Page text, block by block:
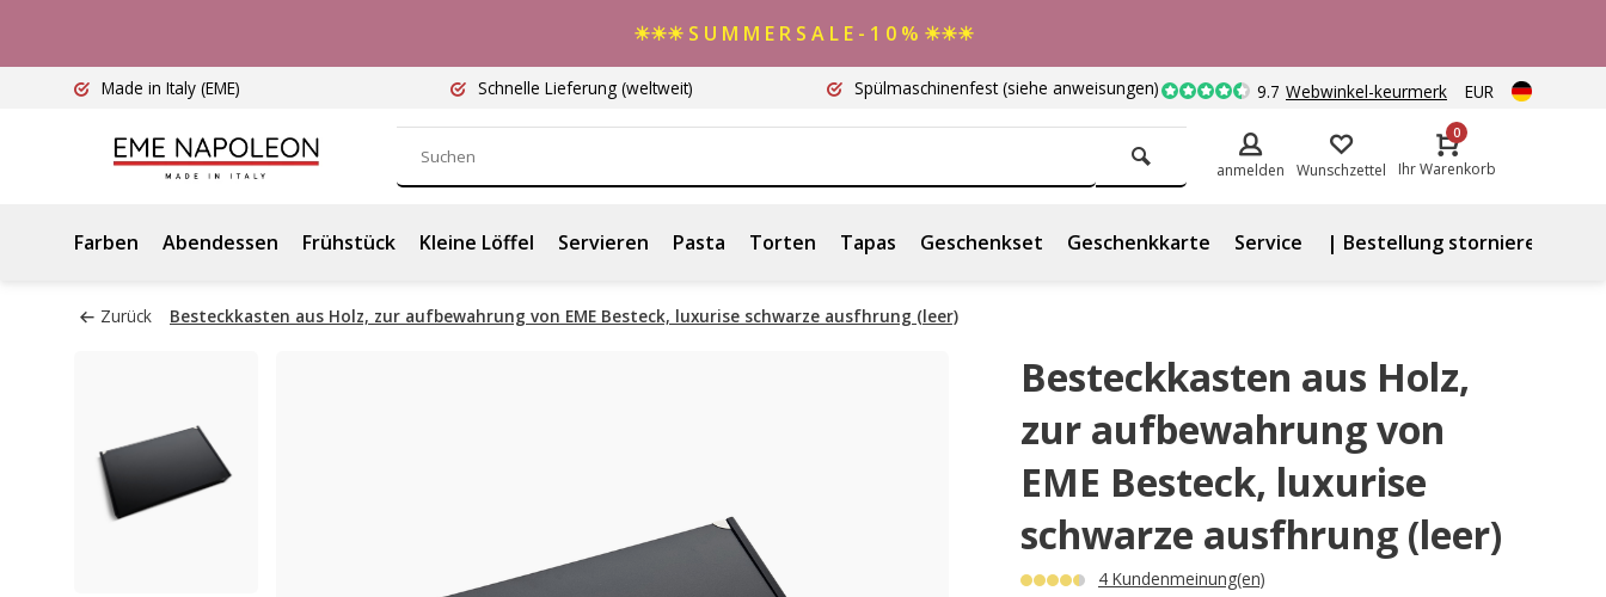
☀☀☀ S U M M E R S A L E - 1 0 % ☀☀☀
Made in Italy (EME) Schnelle Lieferung (weltweit) Spülmaschinenfest(siehe anweisungen) 9.7 Webwinkel-keurmerk EUR
anmelden Wunschzettel
0
Ihr Warenkorb
Farben Abendessen Frühstück Kleine Löffel Servieren Pasta Torten Tapas Geschenkset Geschenkkarte Service | Bestellung stornieren
Zurück Besteckkasten aus Holz, zur aufbewahrung von EME Besteck, luxurise schwarze ausfhrung (leer)
Besteckkasten aus Holz,
zur aufbewahrung von
EME Besteck, luxurise
schwarze ausfhrung (leer)
4 Kundenmeinung(en)